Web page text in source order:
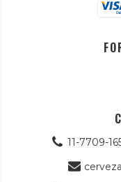
11-7709-